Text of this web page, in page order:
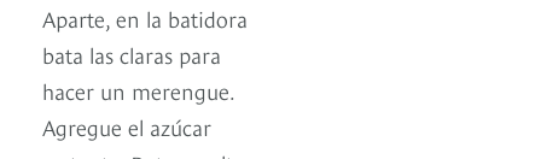
Aparte, en la batidora
bata las claras para
hacer un merengue.
Agregue el azúcar